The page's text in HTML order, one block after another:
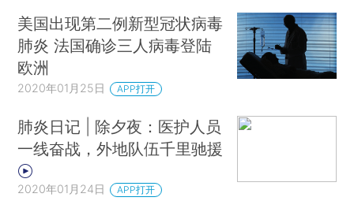
美国出现第二例新型冠状病毒
肺炎 法国确诊三人病毒登陆
欧洲
2020年01月25日 APP打开
肺炎日记 | 除夕夜：医护人员
一线奋战，外地队伍千里驰援
2020年01月24日 APP打开